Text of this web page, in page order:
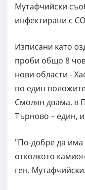
Мутафчийски
инфектирани с
Изписани като
проби общо 8
нови области -
по един
Смолян двама, в
Търново – един,
"По-добре да
отколкото
ген. Мутафчийски.